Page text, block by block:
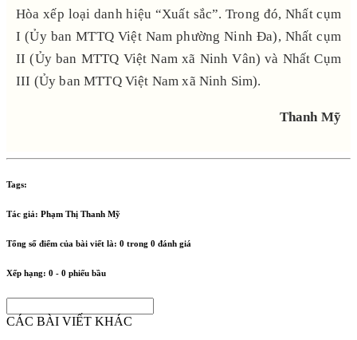
Hòa xếp loại danh hiệu “Xuất sắc”. Trong đó, Nhất cụm
I (Ủy ban MTTQ Việt Nam phường Ninh Đa), Nhất cụm
II (Ủy ban MTTQ Việt Nam xã Ninh Vân) và Nhất Cụm
III (Ủy ban MTTQ Việt Nam xã Ninh Sim).
Thanh Mỹ
Tags:
Tác giả: Phạm Thị Thanh Mỹ
Tổng số điểm của bài viết là: 0 trong 0 đánh giá
Xếp hạng: 0 - 0 phiếu bầu
CÁC BÀI VIẾT KHÁC